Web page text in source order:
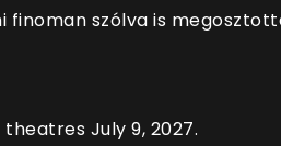
finoman szólva is
July 9, 2027.